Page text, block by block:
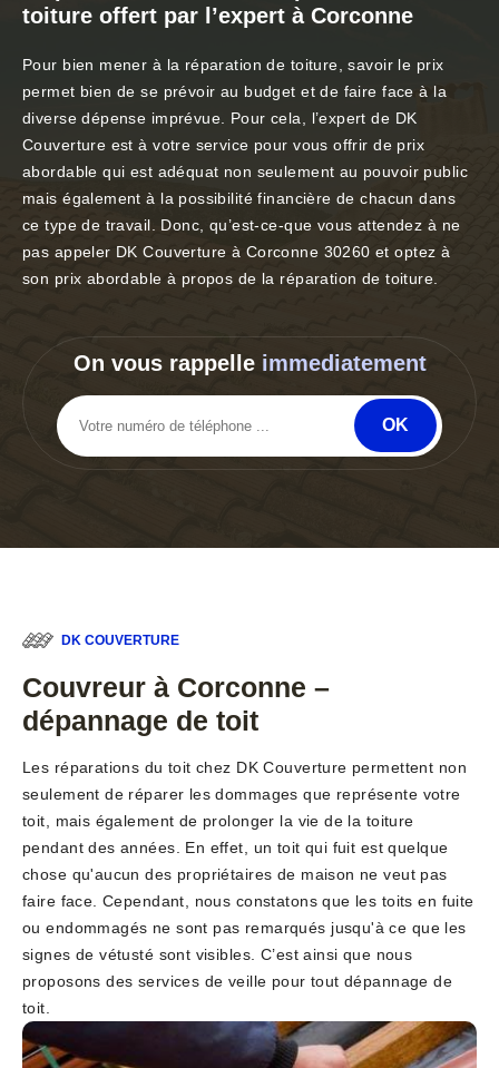
toiture offert par l’expert à Corconne
Pour bien mener à la réparation de toiture, savoir le prix
permet bien de se prévoir au budget et de faire face à la
diverse dépense imprévue. Pour cela, l’expert de DK
Couverture est à votre service pour vous offrir de prix
abordable qui est adéquat non seulement au pouvoir public
mais également à la possibilité financière de chacun dans
ce type de travail. Donc, qu’est-ce-que vous attendez à ne
pas appeler DK Couverture à Corconne 30260 et optez à
son prix abordable à propos de la réparation de toiture.
On vous rappelle immediatement
DK COUVERTURE
Couvreur à Corconne –
dépannage de toit
Les réparations du toit chez DK Couverture permettent non
seulement de réparer les dommages que représente votre
toit, mais également de prolonger la vie de la toiture
pendant des années. En effet, un toit qui fuit est quelque
chose qu'aucun des propriétaires de maison ne veut pas
faire face. Cependant, nous constatons que les toits en fuite
ou endommagés ne sont pas remarqués jusqu'à ce que les
signes de vétusté sont visibles. C’est ainsi que nous
proposons des services de veille pour tout dépannage de
toit.